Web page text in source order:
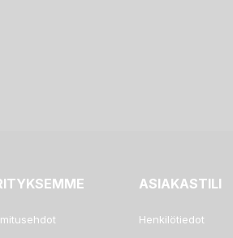
ASIAKASTILI
Henkilötiedot